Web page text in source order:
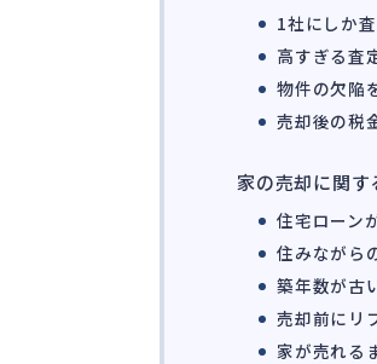
1社にしか
高すぎる査
物件の欠陥
売却後の税
家の売却に関
住宅ローン
住みながら
築年数が古
売却前にリ
家が売れる